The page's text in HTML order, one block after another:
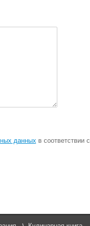
данныхв соответствии с